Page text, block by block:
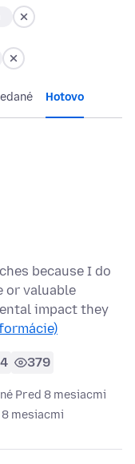
Hotovo
because I do
or valuable
impact they
4 379
Pred 8 mesiacmi
mesiacmi